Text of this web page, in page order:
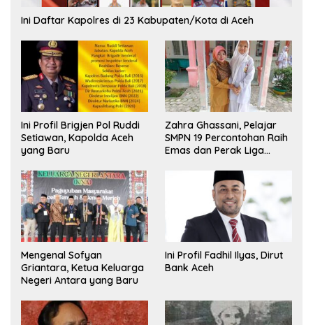
Ini Daftar Kapolres di 23 Kabupaten/Kota di Aceh
Ini Profil Brigjen Pol Ruddi
Setiawan, Kapolda Aceh
yang Baru
Zahra Ghassani, Pelajar
SMPN 19 Percontohan Raih
Emas dan Perak Liga
Mengenal Sofyan
Griantara, Ketua Keluarga
Negeri Antara yang Baru
Ini Profil Fadhil Ilyas, Dirut
Bank Aceh